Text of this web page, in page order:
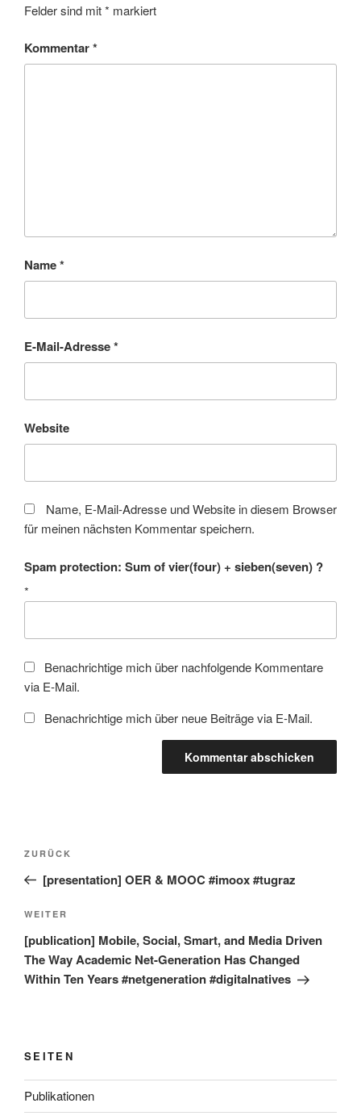
Felder sind mit* markiert
Kommentar*
Name*
E-Mail-Adresse*
Website
Name, E-Mail-Adresse und Website in diesem Browser
für meinen nächsten Kommentar speichern.
Spam protection: Sum of vier(four) + sieben(seven) ?
*
Benachrichtige mich über nachfolgende Kommentare
via E-Mail.
Benachrichtige mich über neue Beiträge via E-Mail.
Beitragsnavigation
Vorheriger
Beitrag
ZURÜCK
[presentation] OER & MOOC #imoox #tugraz
Nächster
Beitrag
WEITER
[publication] Mobile, Social, Smart, and Media Driven
The Way Academic Net-Generation Has Changed
Within Ten Years #netgeneration #digitalnatives
SEITEN
Publikationen